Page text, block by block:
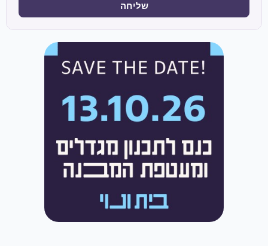
שליחה